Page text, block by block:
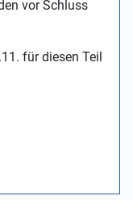
vor Schluss
für diesen Teil